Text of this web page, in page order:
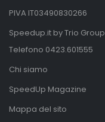
PIVA IT03490830266
Speedup.it by Trio Group
Telefono 0423.601555
Chi siamo
SpeedUp Magazine
Mappa del sito